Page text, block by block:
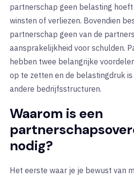
partnerschap geen belasting
winsten of verliezen. Bovendien
partnerschap geen van de
aansprakelijkheid voor schulden.
hebben twee belangrijke
op te zetten en de belastingdruk
andere bedrijfsstructuren.
Waarom is een
nodig?
Het eerste waar je je bewust van